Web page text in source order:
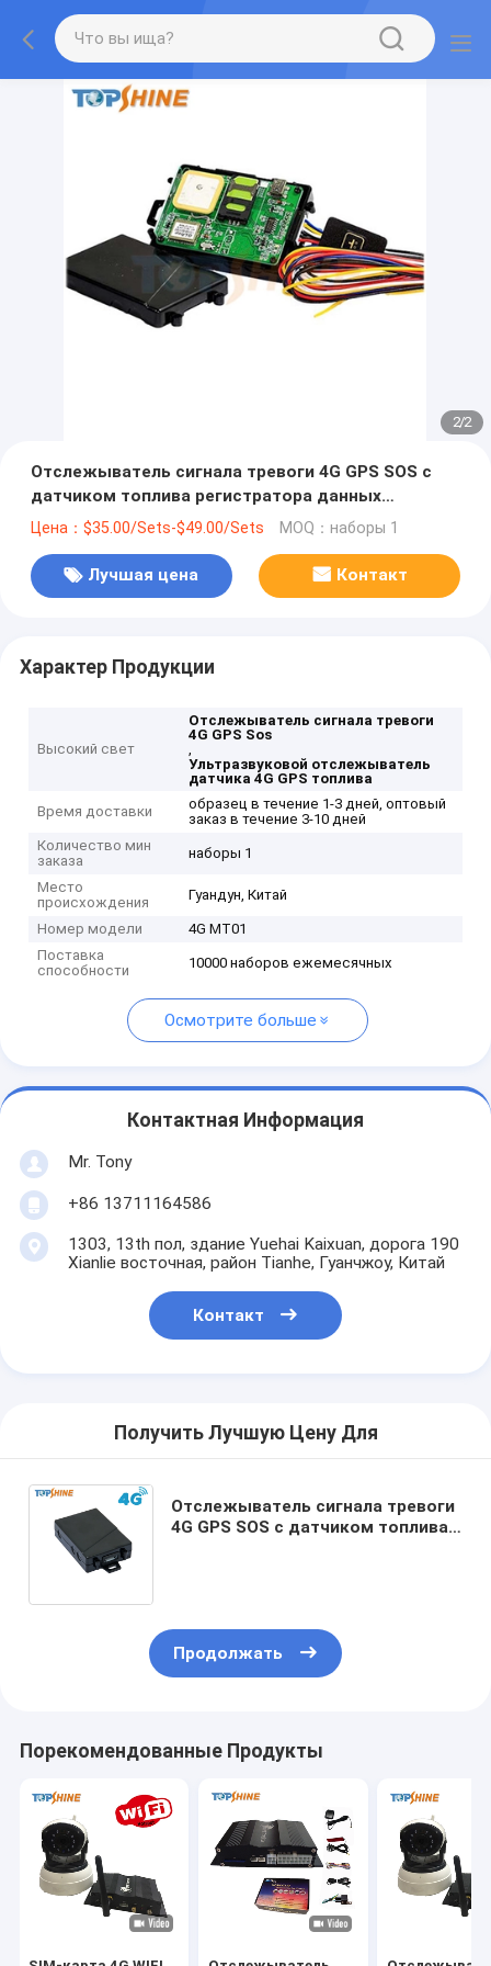
2/2
Отслежыватель сигнала тревоги 4G GPS SOS с
датчиком топлива регистратора данных
интернета Cat1 ультразвуковым
Цена：$35.00/Sets-$49.00/Sets MOQ：наборы 1
Лучшая цена Контакт
Характер Продукции
Высокий свет
Отслежыватель сигнала тревоги
4G GPS Sos
,
Ультразвуковой отслежыватель
датчика 4G GPS топлива
Время доставки
образец в течение 1-3 дней, оптовый
заказ в течение 3-10 дней
Количество мин
заказа
наборы 1
Место
происхождения
Гуандун, Китай
Номер модели
4G MT01
Поставка
способности
10000 наборов ежемесячных
Осмотрите больше
Контактная Информация
Mr. Tony
+86 13711164586
1303, 13th пол, здание Yuehai Kaixuan, дорога 190
Xianlie восточная, район Tianhe, Гуанчжоу, Китай
Контакт
Получить Лучшую Цену Для
Отслежыватель сигнала тревоги
4G GPS SOS с датчиком топлива
Продолжать
Порекомендованные Продукты